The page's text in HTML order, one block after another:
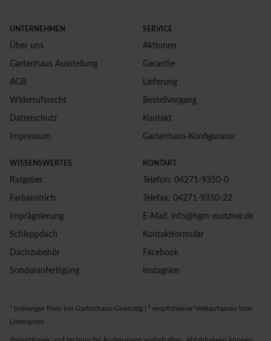
UNTERNEHMEN
Über uns
Gartenhaus Ausstellung
AGB
Widerrufsrecht
Datenschutz
Impressum
SERVICE
Aktionen
Garantie
Lieferung
Bestellvorgang
Kontakt
Gartenhaus-Konfigurator
WISSENSWERTES
Ratgeber
Farbanstrich
Imprägnierung
Schleppdach
Dachzubehör
Sonderanfertigung
KONTAKT
Telefon: 04271-9350-0
Telefax: 04271-9350-22
E-Mail: info@hgm-motzner.de
Kontaktformular
Facebook
Instagram
¹ bisheriger Preis bei Gartenhaus-Guenstig | ² empfohlener Verkaufspreis bzw.
Listenpreis